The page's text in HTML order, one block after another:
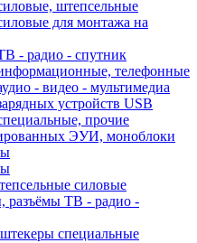
штепсельные
для монтажа на
- радио - спутник
телефонные
- видео - мультимедиа
устройств USB
прочие
ЭУИ, моноблоки
силовые
разъёмы ТВ - радио -
специальные